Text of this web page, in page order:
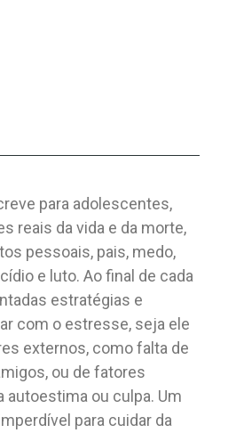
para adolescentes,
reais da vida e da morte,
pessoais, pais, medo,
e luto. Ao final de cada
estratégias e
com o estresse, seja ele
externos, como falta de
ou de fatores
autoestima ou culpa. Um
para cuidar da